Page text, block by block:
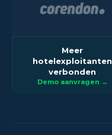
Meer
hotelexploitanten
verbonden
Demo aanvragen →